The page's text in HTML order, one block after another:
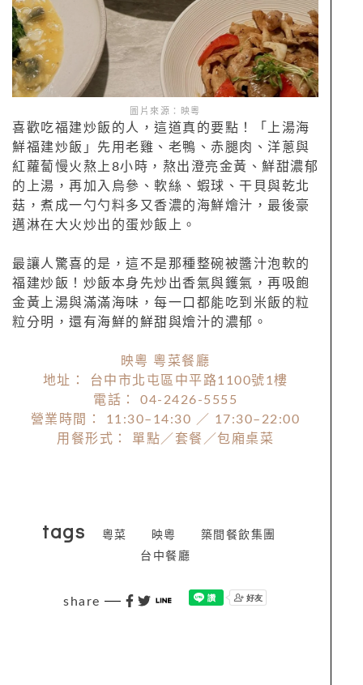
圖片來源：映粵
喜歡吃福建炒飯的人，這道真的要點！「上湯海
鮮福建炒飯」先用老雞、老鴨、赤腿肉、洋蔥與
紅蘿蔔慢火熬上8小時，熬出澄亮金黃、鮮甜濃郁
的上湯，再加入烏參、軟絲、蝦球、干貝與乾北
菇，煮成一勺勺料多又香濃的海鮮燴汁，最後豪
邁淋在大火炒出的蛋炒飯上。
最讓人驚喜的是，這不是那種整碗被醬汁泡軟的
福建炒飯！炒飯本身先炒出香氣與鑊氣，再吸飽
金黃上湯與滿滿海味，每一口都能吃到米飯的粒
粒分明，還有海鮮的鮮甜與燴汁的濃郁。
映粵 粵菜餐廳
地址： 台中市北屯區中平路1100號1樓
電話： 04-2426-5555
營業時間： 11:30–14:30 ／ 17:30–22:00
用餐形式： 單點／套餐／包廂桌菜
tags 粵菜 映粵
築間餐飲集團
台中餐廳
share